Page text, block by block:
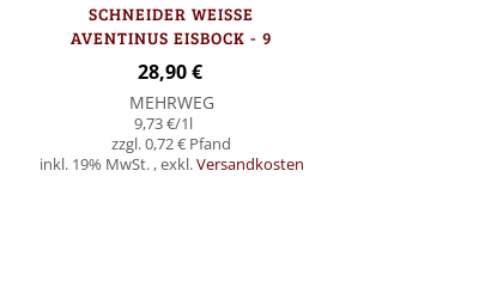
SCHNEIDER WEISSE
AVENTINUS EISBOCK - 9
FLASCHEN
28,90 €
MEHRWEG
9,73 €/1l
0,72 €
inkl. 19% MwSt. ,exkl.Versandkosten